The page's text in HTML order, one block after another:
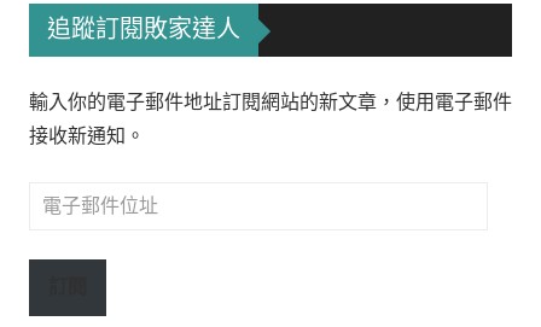
追蹤訂閱敗家達人
輸入你的電子郵件地址訂閱網站的新文章，使用電子郵件
接收新通知。
電
郵